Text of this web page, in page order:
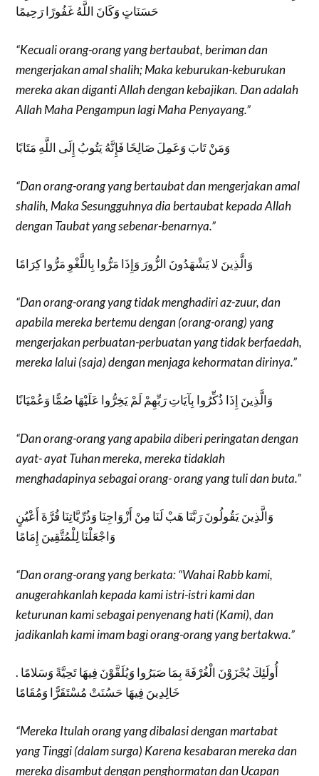
حَسَنَاتٍ وَكَانَ اللَّهُ غَفُورًا رَحِيمًا
“Kecuali orang-orang yang bertaubat, beriman dan
mengerjakan amal shalih; Maka keburukan-keburukan
mereka akan diganti Allah dengan kebajikan. Dan adalah
Allah Maha Pengampun lagi Maha Penyayang.”
وَمَنْ تَابَ وَعَمِلَ صَالِحًا فَإِنَّهُ يَتُوبُ إِلَى اللَّهِ مَتَابًا
“Dan orang-orang yang bertaubat dan mengerjakan amal
shalih, Maka Sesungguhnya dia bertaubat kepada Allah
dengan Taubat yang sebenar-benarnya.”
وَالَّذِينَ لا يَشْهَدُونَ الزُّورَ وَإِذَا مَرُّوا بِاللَّغْوِ مَرُّوا كِرَامًا
“Dan orang-orang yang tidak menghadiri az-zuur, dan
apabila mereka bertemu dengan (orang-orang) yang
mengerjakan perbuatan-perbuatan yang tidak berfaedah,
mereka lalui (saja) dengan menjaga kehormatan dirinya.”
وَالَّذِينَ إِذَا ذُكِّرُوا بِآيَاتِ رَبِّهِمْ لَمْ يَخِرُّوا عَلَيْهَا صُمًّا وَعُمْيَانًا
“Dan orang-orang yang apabila diberi peringatan dengan
ayat- ayat Tuhan mereka, mereka tidaklah
menghadapinya sebagai orang- orang yang tuli dan buta.”
وَالَّذِينَ يَقُولُونَ رَبَّنَا هَبْ لَنَا مِنْ أَزْوَاجِنَا وَذُرِّيَّاتِنَا قُرَّةَ أَعْيُنٍ
وَاجْعَلْنَا لِلْمُتَّقِينَ إِمَامًا
“Dan orang-orang yang berkata: “Wahai Rabb kami,
anugerahkanlah kepada kami istri-istri kami dan
keturunan kami sebagai penyenang hati (Kami), dan
jadikanlah kami imam bagi orang-orang yang bertakwa.”
أُولَئِكَ يُجْزَوْنَ الْغُرْفَةَ بِمَا صَبَرُوا وَيُلَقَّوْنَ فِيهَا تَحِيَّةً وَسَلامًا .
خَالِدِينَ فِيهَا حَسُنَتْ مُسْتَقَرًّا وَمُقَامًا
“Mereka Itulah orang yang dibalasi dengan martabat
yang Tinggi (dalam surga) Karena kesabaran mereka dan
mereka disambut dengan penghormatan dan Ucapan